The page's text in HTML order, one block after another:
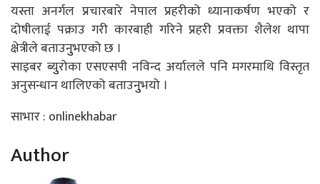
यस्ता अनर्गल प्रचारबारे नेपाल प्रहरीको ध्यानाकर्षण भएको र
दोषीलाई पक्राउ गरी कारबाही गरिने प्रहरी प्रवक्ता शैलेश थापा
क्षेत्रीले बताउनुुभएको छ ।
साइबर ब्युुरोका एसएसपी नविन्द अर्यालले पनि मगरमाथि विस्तृत
अनुसन्धान थालिएको बताउनुुभयो ।
साभार : onlinekhabar
Author